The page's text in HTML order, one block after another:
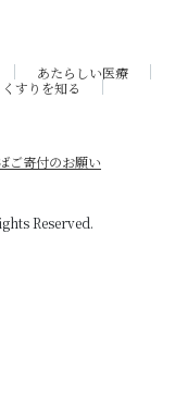
あたらしい医療
くすりを知る
ご寄付のお願い
Reserved.